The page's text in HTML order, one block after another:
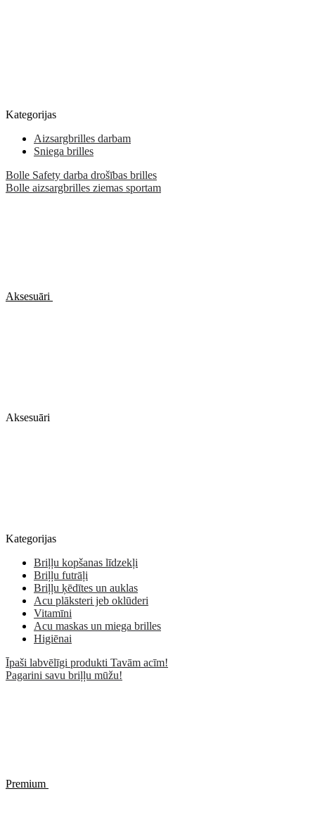
Kategorijas
Aizsargbrilles darbam
Sniega brilles
Bolle Safety darba drošības brilles
Bolle aizsargbrilles ziemas sportam
Aksesuāri
Aksesuāri
Kategorijas
Briļļu kopšanas līdzekļi
Briļļu futrāļi
Briļļu ķēdītes un auklas
Acu plāksteri jeb oklūderi
Vitamīni
Acu maskas un miega brilles
Higiēnai
Īpaši labvēlīgi produkti Tavām acīm!
Pagarini savu briļļu mūžu!
Premium